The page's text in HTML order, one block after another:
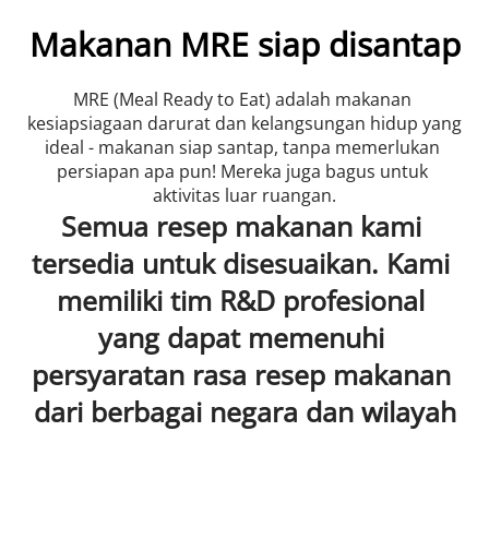
Makanan MRE siap disantap
MRE (Meal Ready to Eat) adalah makanan
kesiapsiagaan darurat dan kelangsungan hidup yang
ideal - makanan siap santap, tanpa memerlukan
persiapan apa pun! Mereka juga bagus untuk
aktivitas luar ruangan.
Semua resep makanan kami
tersedia untuk disesuaikan. Kami
memiliki tim R&D profesional
yang dapat memenuhi
persyaratan rasa resep makanan
dari berbagai negara dan wilayah